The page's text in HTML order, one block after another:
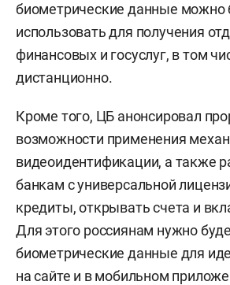
биометрические данные можно
использовать для получения
финансовых и госуслуг, в том
дистанционно.
Кроме того, ЦБ анонсировал
возможности применения
видеоидентификации, а также
банкам с универсальной
кредиты, открывать счета и
Для этого россиянам нужно
биометрические данные для
на сайте и в мобильном